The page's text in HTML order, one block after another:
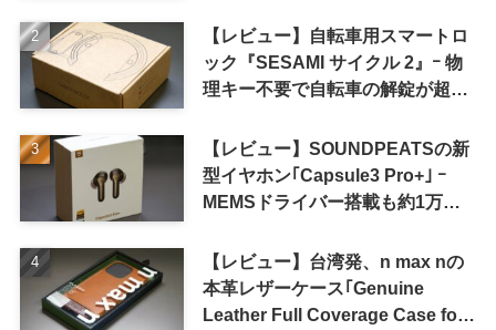
【レビュー】自転車用スマートロ
ック『SESAMI サイクル 2』ｰ 物
理キー不要で自転車の解錠が超簡
【レビュー】SOUNDPEATSの新
型イヤホン｢Capsule3 Pro+｣ ｰ
MEMSドライバー搭載も約1万円
【レビュー】台湾発、n max nの
本革レザーケース｢Genuine
Leather Full Coverage Case for